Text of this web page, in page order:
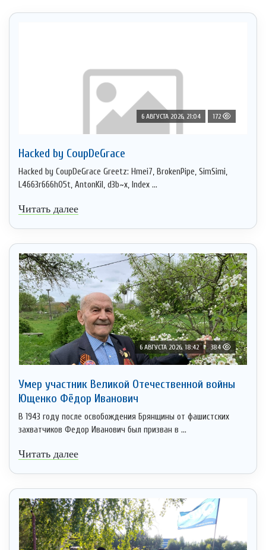
6 АВГУСТА 2026, 21:04 172
Hacked by CoupDeGrace
Hacked by CoupDeGrace Greetz: Hmei7, BrokenPipe, SimSimi,
L4663r666h05t, AntonKil, d3b~x, Index ...
Читать далее
6 АВГУСТА 2026, 18:42 384
Умер участник Великой Отечественной войны
Ющенко Фёдор Иванович
В 1943 году после освобождения Брянщины от фашистских
захватчиков Федор Иванович был призван в ...
Читать далее